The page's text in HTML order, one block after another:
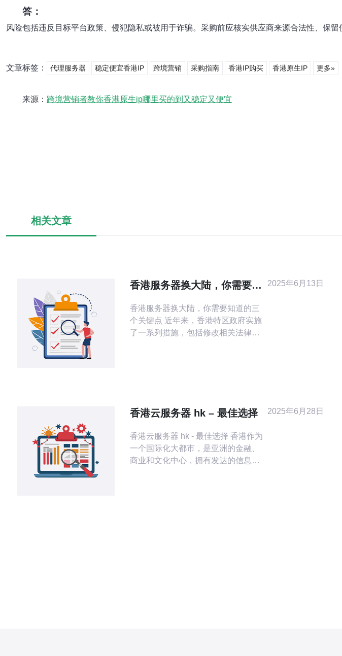
答：
风险包括违反目标平台政策、侵犯隐私或被用于诈骗。采购前应核实供应商来源合法性、保
文章标签： 代理服务器 稳定便宜香港IP 跨境营销 采购指南 香港IP购买 香港原生IP 更多»
来源： 跨境营销者教你香港原生ip哪里买的到又稳定又便宜
相关文章
香港服务器换大陆，你需要知
香港服务器换大陆，你需要知道的三
个关键点 近年来，香港特区政府实施
了一系列措施，包括修改相关法律法
2025年6月13日
香港云服务器 hk – 最佳选择
香港云服务器 hk - 最佳选择 香港作为
一个国际化大都市，是亚洲的金融、
商业和文化中心，拥有发达的信息科
2025年6月28日